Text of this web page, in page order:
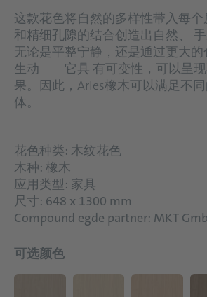
这款花色将自然的多样性带入每
和精细孔隙的结合创造出自然、 手
无论是平整宁静，还是通过更大
生动——它具 有可变性，可以呈
果。因此，Arles橡木可以满足不
体。
花色种类: 木纹花色
木种: 橡木
应用类型: 家具
尺寸: 648 x 1300 mm
Compound egde partner: MKT
可选颜色